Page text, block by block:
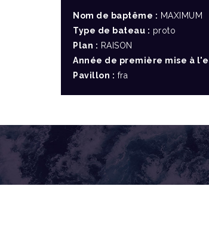
Nom de baptême : MAXIMUM
Type de bateau : proto
Plan : RAISON
Année de première mise à
Pavillon : fra